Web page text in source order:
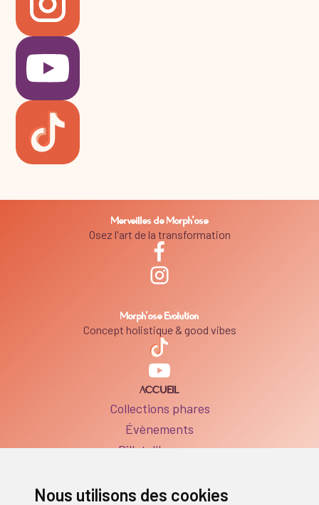
Nous utilisons des cookies
Merveilles de Morph'ose
Osez l'art de la transformation
Morph'ose Evolution
Concept holistique & good vibes
ACCUEIL
Collections phares
Évènements
Billet d’humeur